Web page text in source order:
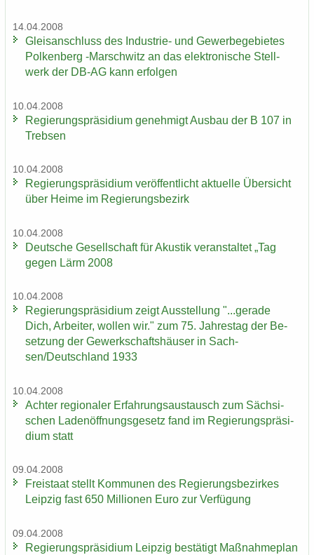
14.04.2008
Gleis­an­schluss des Industrie-​ und Ge­wer­be­ge­bie­tes
Pol­ken­berg -​Marschwitz an das elek­tro­ni­sche Stell­
werk der DB-AG kann er­fol­gen
10.04.2008
Re­gie­rungs­prä­si­di­um ge­neh­migt Aus­bau der B 107 in
Treb­sen
10.04.2008
Re­gie­rungs­prä­si­di­um ver­öf­fent­licht ak­tu­el­le Über­sicht
über Heime im Re­gie­rungs­be­zirk
10.04.2008
Deut­sche Ge­sell­schaft für Akus­tik ver­an­stal­tet „Tag
gegen Lärm 2008
10.04.2008
Re­gie­rungs­prä­si­di­um zeigt Aus­stel­lung "...ge­ra­de
Dich, Ar­bei­ter, wol­len wir." zum 75. Jah­res­tag der Be­
set­zung der Ge­werk­schafts­häu­ser in Sach­
sen/Deutsch­land 1933
10.04.2008
Ach­ter re­gio­na­ler Er­fah­rungs­aus­tausch zum Säch­si­
schen La­den­öff­nungs­ge­setz fand im Re­gie­rungs­prä­si­
di­um statt
09.04.2008
Frei­staat stellt Kom­mu­nen des Re­gie­rungs­be­zir­kes
Leip­zig fast 650 Mil­lio­nen Euro zur Ver­fü­gung
09.04.2008
Re­gie­rungs­prä­si­di­um Leip­zig be­stä­tigt Maß­nah­me­plan